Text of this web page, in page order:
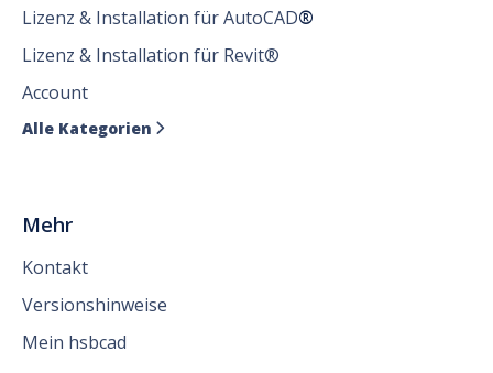
Lizenz & Installation für AutoCAD®
Lizenz & Installation für Revit®
Account
Alle Kategorien 
Mehr
Kontakt
Versionshinweise
Mein hsbcad